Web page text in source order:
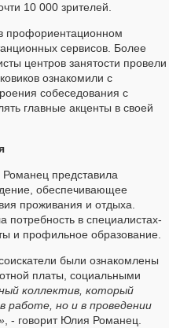
10 000 зрителей.
профориентационном
сервисов. Более
центров занятости провели
ознакомили с
собеседования с
главные акценты в своей
представила
обеспечивающее
проживания и отдыха.
потребность в специалистах-
и профильное образование.
были ознакомлены
платы, социальными
коллектив, который
работе, но и в проведении
, - говорит Юлия Романец.